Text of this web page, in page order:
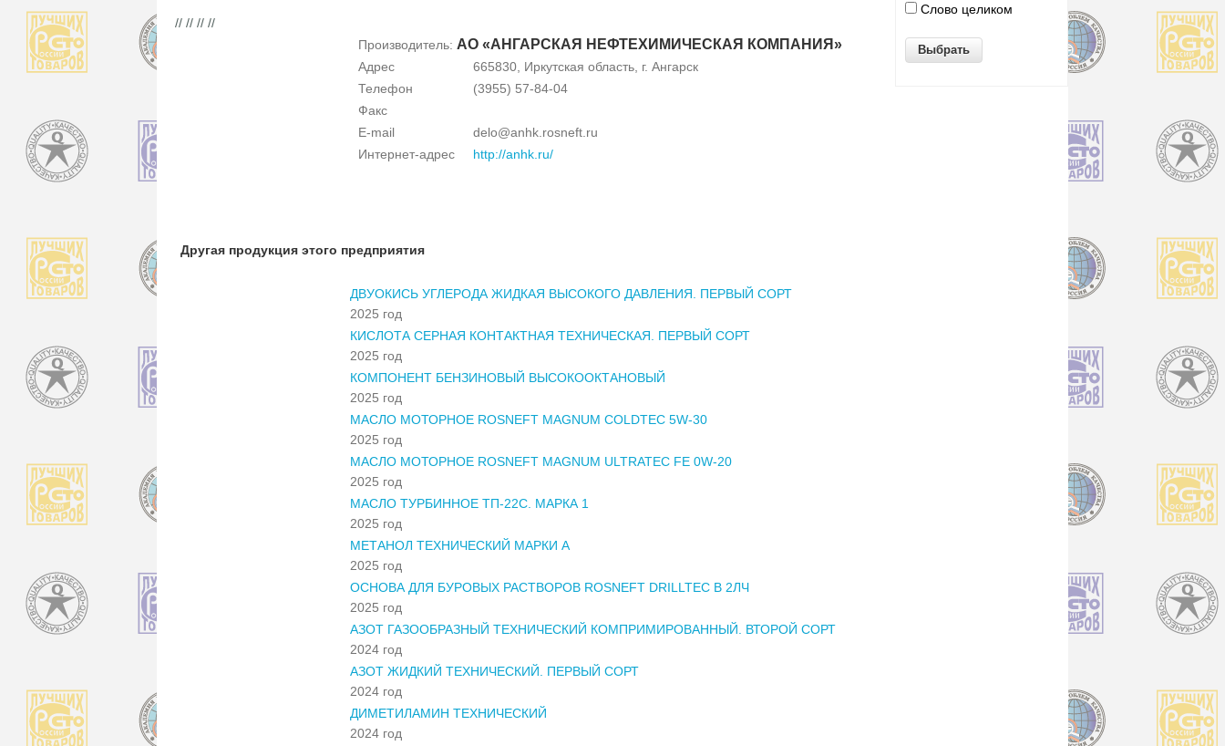
// // // //
Производитель: АО «АНГАРСКАЯ НЕФТЕХИМИЧЕСКАЯ КОМПАНИЯ»
Адрес
665830, Иркутская область, г. Ангарск
Телефон
(3955) 57-84-04
Факс
E-mail
delo@anhk.rosneft.ru
Интернет-адрес
http://anhk.ru/
Другая продукция этого предприятия
ДВУОКИСЬ УГЛЕРОДА ЖИДКАЯ ВЫСОКОГО ДАВЛЕНИЯ. ПЕРВЫЙ СОРТ
2025 год
КИСЛОТА СЕРНАЯ КОНТАКТНАЯ ТЕХНИЧЕСКАЯ. ПЕРВЫЙ СОРТ
2025 год
КОМПОНЕНТ БЕНЗИНОВЫЙ ВЫСОКООКТАНОВЫЙ
2025 год
МАСЛО МОТОРНОЕ ROSNEFT MAGNUM COLDTEC 5W-30
2025 год
МАСЛО МОТОРНОЕ ROSNEFT MAGNUM ULTRATEC FE 0W-20
2025 год
МАСЛО ТУРБИННОЕ ТП-22С. МАРКА 1
2025 год
МЕТАНОЛ ТЕХНИЧЕСКИЙ МАРКИ А
2025 год
ОСНОВА ДЛЯ БУРОВЫХ РАСТВОРОВ ROSNEFT DRILLTEC В 2ЛЧ
2025 год
АЗОТ ГАЗООБРАЗНЫЙ ТЕХНИЧЕСКИЙ КОМПРИМИРОВАННЫЙ. ВТОРОЙ СОРТ
2024 год
АЗОТ ЖИДКИЙ ТЕХНИЧЕСКИЙ. ПЕРВЫЙ СОРТ
2024 год
ДИМЕТИЛАМИН ТЕХНИЧЕСКИЙ
2024 год
Слово целиком